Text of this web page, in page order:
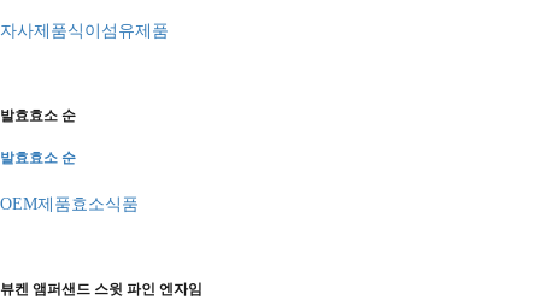
자사제품식이섬유제품
발효효소 순
발효효소 순
OEM제품효소식품
뷰켄 앰퍼샌드 스윗 파인 엔자임